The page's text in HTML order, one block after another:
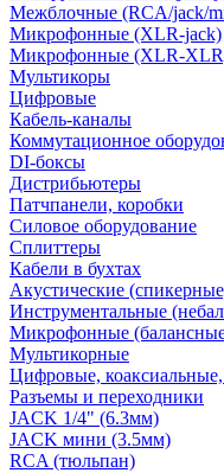
Межблочные (RCA/jack/
Микрофонные (XLR-jack)
Микрофонные (XLR-
Мультикоры
Цифровые
Кабель-каналы
Коммутационное
DI-боксы
Дистрибьютеры
Патчпанели, коробки
Силовое оборудование
Сплиттеры
Кабели в бухтах
Акустические
Инструментальные
Микрофонные
Мультикорные
Цифровые,
Разъемы и переходники
JACK 1/4" (6.3мм)
JACK мини (3.5мм)
RCA (тюльпан)